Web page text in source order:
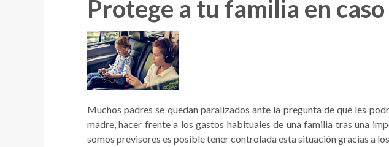
Protege a tu familia en
Muchos padres se quedan paralizados ante la pregunta de qué les
madre, hacer frente a los gastos habituales de una familia tras una
somos previsores es posible tener controlada esta situación gracias a los